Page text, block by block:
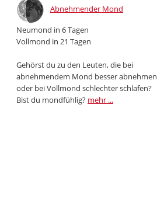
Abnehmender Mond
Neumond in 6 Tagen
Vollmond in 21 Tagen
Gehörst du zu den Leuten, die bei
abnehmendem Mond besser abnehmen
oder bei Vollmond schlechter schlafen?
Bist du mondfühlig? mehr ...